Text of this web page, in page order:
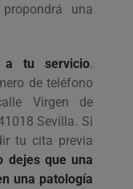
una
a tu servicio.
de teléfono
Virgen de
Sevilla. Si
tu cita previa
dejes que una
una patología